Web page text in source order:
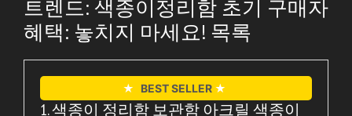
트렌드: 색종이정리함 초기 구매자
혜택: 놓치지 마세요! 목록
★ BEST SELLER ★
1. 색종이 정리함 보관함 아크릴 색종이